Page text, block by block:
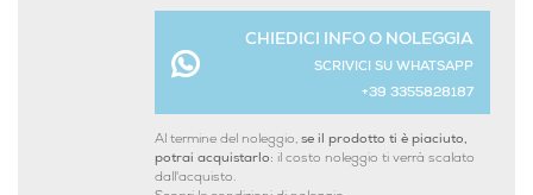
CHIEDICI INFO O NOLEGGIA
SCRIVICI SU WHATSAPP
+39 3355828187
Al termine del noleggio, se il prodotto ti è piaciuto,
potrai acquistarlo: il costo noleggio ti verrà scalato
dall'acquisto.